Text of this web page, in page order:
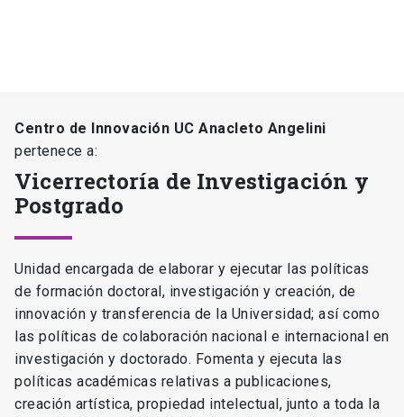
Centro de Innovación UC Anacleto Angelini
pertenece a:
Vicerrectoría de Investigación y
Postgrado
Unidad encargada de elaborar y ejecutar las políticas
de formación doctoral, investigación y creación, de
innovación y transferencia de la Universidad; así como
las políticas de colaboración nacional e internacional en
investigación y doctorado. Fomenta y ejecuta las
políticas académicas relativas a publicaciones,
creación artística, propiedad intelectual, junto a toda la